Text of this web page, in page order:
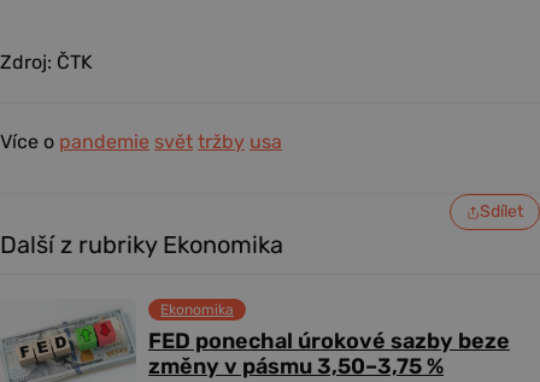
Zdroj: ČTK
Více o pandemie svět tržby usa
Sdílet
Další z rubriky Ekonomika
FED ponechal úrokové sazby beze
změny v pásmu 3,50–3,75 %
Ekonomika